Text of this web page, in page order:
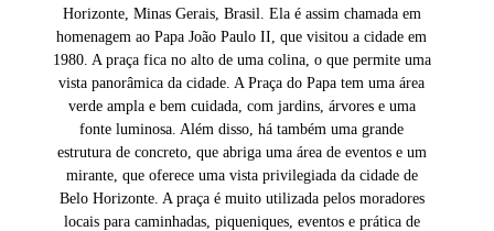
Horizonte, Minas Gerais, Brasil. Ela é assim chamada em
homenagem ao Papa João Paulo II, que visitou a cidade em
1980. A praça fica no alto de uma colina, o que permite uma
vista panorâmica da cidade. A Praça do Papa tem uma área
verde ampla e bem cuidada, com jardins, árvores e uma
fonte luminosa. Além disso, há também uma grande
estrutura de concreto, que abriga uma área de eventos e um
mirante, que oferece uma vista privilegiada da cidade de
Belo Horizonte. A praça é muito utilizada pelos moradores
locais para caminhadas, piqueniques, eventos e prática de